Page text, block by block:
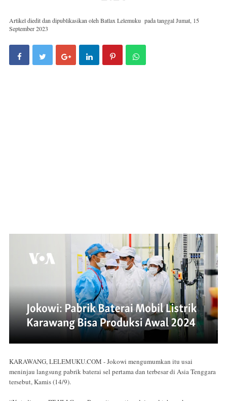
Artikel diedit dan dipublikasikan oleh Batlax Lelemuku pada tanggalJumat, 15
September 2023
KARAWANG, LELEMUKU.COM - Jokowi mengumumkan itu usai
meninjau langsung pabrik baterai sel pertama dan terbesar di Asia Tenggara
tersebut, Kamis (14/9).